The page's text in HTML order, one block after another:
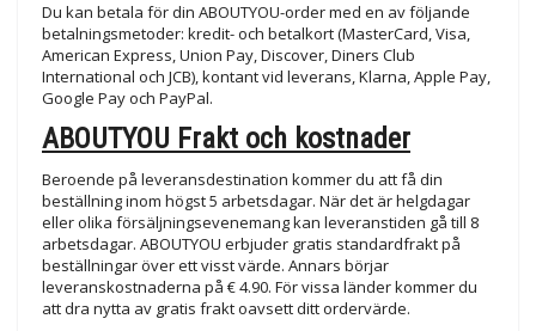
Du kan betala för din ABOUTYOU-order med en av följande
betalningsmetoder: kredit- och betalkort (MasterCard, Visa,
American Express, Union Pay, Discover, Diners Club
International och JCB), kontant vid leverans, Klarna, Apple Pay,
Google Pay och PayPal.
ABOUTYOU Frakt och kostnader
Beroende på leveransdestination kommer du att få din
beställning inom högst 5 arbetsdagar. När det är helgdagar
eller olika försäljningsevenemang kan leveranstiden gå till 8
arbetsdagar. ABOUTYOU erbjuder gratis standardfrakt på
beställningar över ett visst värde. Annars börjar
leveranskostnaderna på € 4.90. För vissa länder kommer du
att dra nytta av gratis frakt oavsett ditt ordervärde.